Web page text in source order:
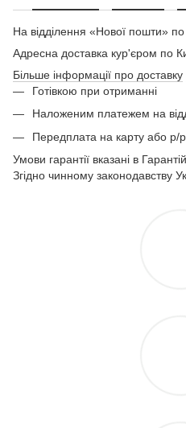
На відділення «Нової пошти» по
Адресна доставка кур'єром по
Більше інформації про доставку
Готівкою при отриманні
Наложеним платежем на
Передплата на карту або р/р
Умови гарантії вказані в
Згідно чинному законодавству